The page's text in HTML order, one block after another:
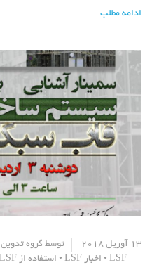
ادامه مطلب
13 آوریل 2018 توسط گروه تدوین
LSF
• اخبار LSF • استفاده از LSF در ایران